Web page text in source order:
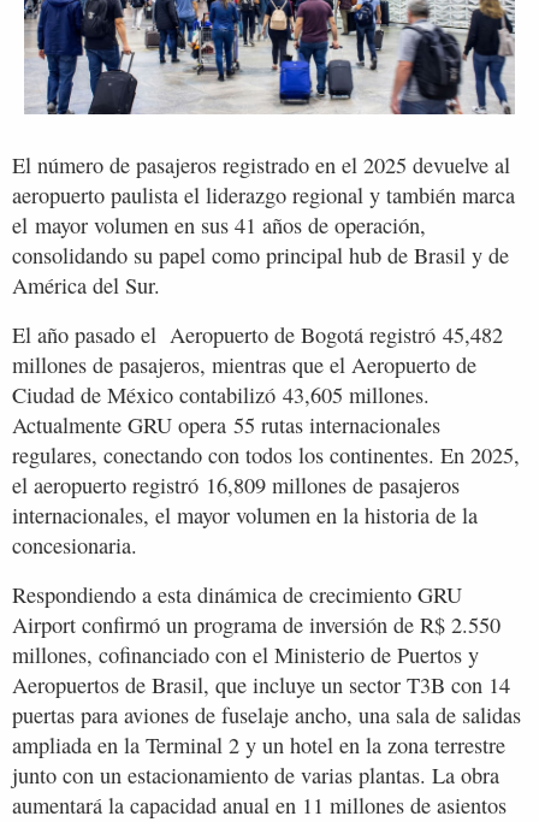
El número de pasajeros registrado en el 2025 devuelve al
aeropuerto paulista el liderazgo regional y también marca
el mayor volumen en sus 41 años de operación,
consolidando su papel como principal hub de Brasil y de
América del Sur.
El año pasado el Aeropuerto de Bogotá registró 45,482
millones de pasajeros, mientras que el Aeropuerto de
Ciudad de México contabilizó 43,605 millones.
Actualmente GRU opera 55 rutas internacionales
regulares, conectando con todos los continentes. En 2025,
el aeropuerto registró 16,809 millones de pasajeros
internacionales, el mayor volumen en la historia de la
concesionaria.
Respondiendo a esta dinámica de crecimiento GRU
Airport confirmó un programa de inversión de R$ 2.550
millones, cofinanciado con el Ministerio de Puertos y
Aeropuertos de Brasil, que incluye un sector T3B con 14
puertas para aviones de fuselaje ancho, una sala de salidas
ampliada en la Terminal 2 y un hotel en la zona terrestre
junto con un estacionamiento de varias plantas. La obra
aumentará la capacidad anual en 11 millones de asientos